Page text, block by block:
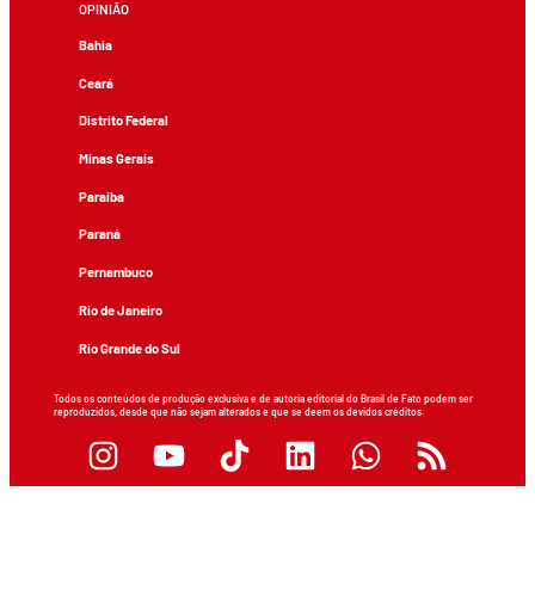
OPINIÃO
Bahia
Ceará
Distrito Federal
Minas Gerais
Paraíba
Paraná
Pernambuco
Rio de Janeiro
Rio Grande do Sul
Todos os conteúdos de produção exclusiva e de autoria editorial do Brasil de Fato podem ser
reproduzidos, desde que não sejam alterados e que se deem os devidos créditos.